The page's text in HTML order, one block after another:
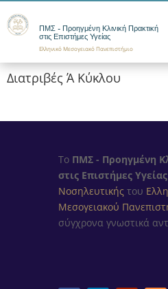
ΠΜΣ - Προηγμένη Κλινική Πρακτική
στις Επιστήμες Υγείας
Ελληνικό Μεσογειακό Πανεπιστήμιο
Διατριβές Ά Κύκλου
Το ΠΜΣ - Προηγμένη
στις Επιστήμες Υγείας
Νοσηλευτικής του
Μεσογειακού
σύγχρονα γνωστικά